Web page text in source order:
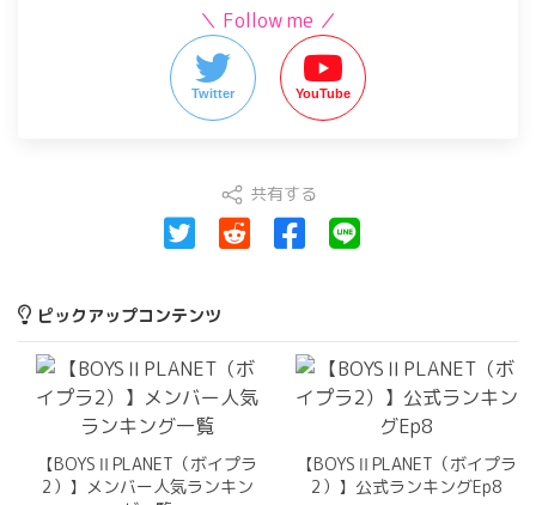
＼ Follow me ／
Twitter YouTube
共有する
ピックアップコンテンツ
【BOYSⅡPLANET（ボイプラ
2）】メンバー人気ランキン
【BOYSⅡPLANET（ボイプラ
2）】公式ランキングEp8